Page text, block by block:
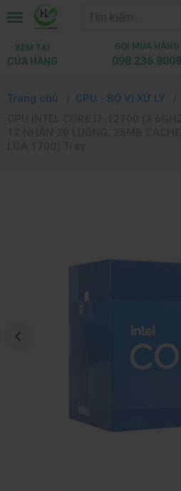
XEM TẠI
CỬA HÀNG
GỌI MUA HÀNG
098.236.8008
Trang chủ CPU - BỘ VI XỬ LÝ